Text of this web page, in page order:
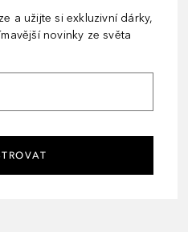
a užijte si exkluzivní dárky,
novinky ze světa